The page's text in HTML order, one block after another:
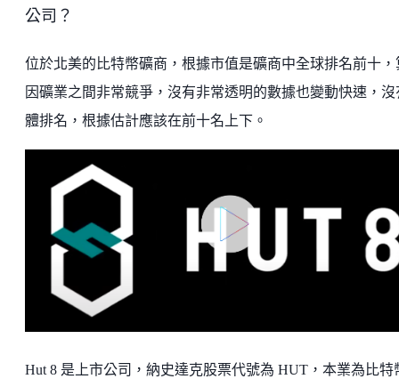
公司？
位於北美的比特幣礦商，根據市值是礦商中全球排名前十，
因礦業之間非常競爭，沒有非常透明的數據也變動快速，沒
體排名，根據估計應該在前十名上下。
Hut 8 是上市公司，納史達克股票代號為 HUT，本業為比特